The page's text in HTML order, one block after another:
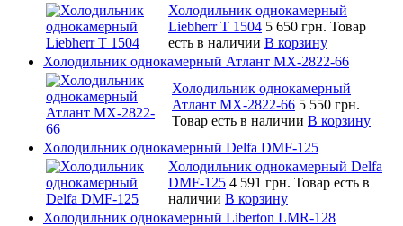
Холодильник однокамерный
Liebherr T 1504 5 650 грн. Товар
есть в наличии В корзину
Холодильник однокамерный Атлант MX-2822-66
Холодильник однокамерный
Атлант MX-2822-66 5 550 грн.
Товар есть в наличии В корзину
Холодильник однокамерный Delfa DMF-125
Холодильник однокамерный Delfa
DMF-125 4 591 грн. Товар есть в
наличии В корзину
Холодильник однокамерный Liberton LMR-128